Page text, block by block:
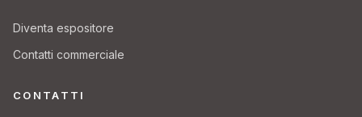
Diventa espositore
Contatti commerciale
CONTATTI